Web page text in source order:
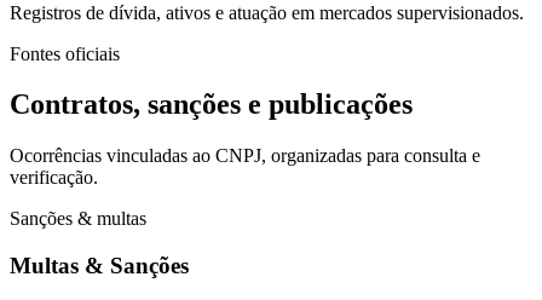
Registros de dívida, ativos e atuação em mercados supervisionados.
Fontes oficiais
Contratos, sanções e publicações
Ocorrências vinculadas ao CNPJ, organizadas para consulta e
verificação.
Sanções & multas
Multas & Sanções